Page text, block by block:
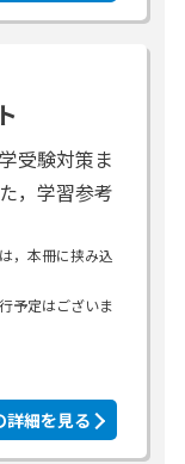
受験対策ま
，学習参考
，本冊に挟み込
予定はございま
詳細を見る